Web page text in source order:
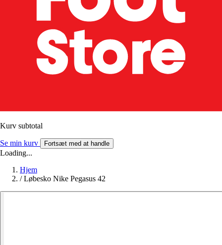
Kurv subtotal
Se min kurv Fortsæt med at handle
Loading...
Hjem
/ Løbesko Nike Pegasus 42